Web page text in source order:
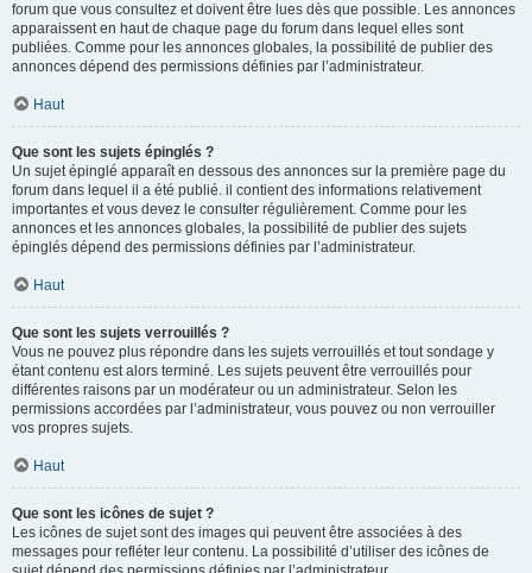
forum que vous consultez et doivent être lues dès que possible. Les annonces
apparaissent en haut de chaque page du forum dans lequel elles sont
publiées. Comme pour les annonces globales, la possibilité de publier des
annonces dépend des permissions définies par l’administrateur.
Haut
Que sont les sujets épinglés ?
Un sujet épinglé apparaît en dessous des annonces sur la première page du
forum dans lequel il a été publié. il contient des informations relativement
importantes et vous devez le consulter régulièrement. Comme pour les
annonces et les annonces globales, la possibilité de publier des sujets
épinglés dépend des permissions définies par l’administrateur.
Haut
Que sont les sujets verrouillés ?
Vous ne pouvez plus répondre dans les sujets verrouillés et tout sondage y
étant contenu est alors terminé. Les sujets peuvent être verrouillés pour
différentes raisons par un modérateur ou un administrateur. Selon les
permissions accordées par l’administrateur, vous pouvez ou non verrouiller
vos propres sujets.
Haut
Que sont les icônes de sujet ?
Les icônes de sujet sont des images qui peuvent être associées à des
messages pour refléter leur contenu. La possibilité d’utiliser des icônes de